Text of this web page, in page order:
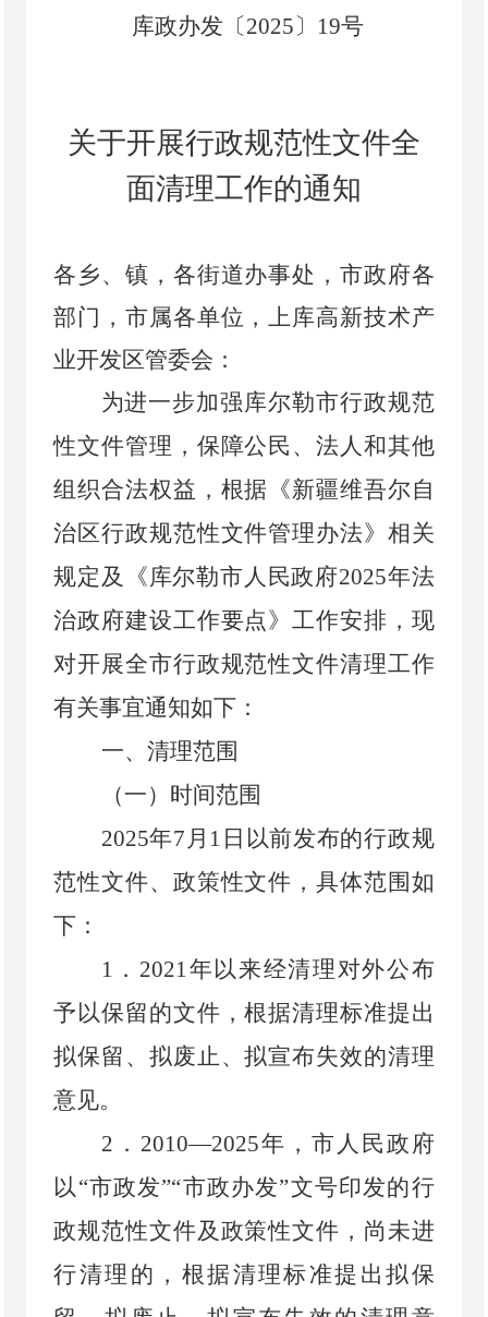
库政办发〔 2025 〕 19号
关于开展行政规范性文件全
面清理工作的通知
各乡、镇，各街道办事处，市政府各
部门，市属各单位，上库高新技术产
业开发区管委会：
为进一步加强库尔勒市行政规范
性文件管理，保障公民、法人和其他
组织合法权益，根据《新疆维吾尔自
治区行政规范性文件管理办法》 相关
规定及《库尔勒市人民政府2025年法
治政府建设工作要点》工作安排， 现
对开展全市行政规范性文件清理工作
有关事宜通知如下：
一、清理范围
（一）时间范围
2025年7 月 1 日以前发布的行政规
范性文件、政策性文件，具体范围如
下 ：
1
． 2021 年以来经清理对外公布
予以保留的文件，根据清理标准提出
拟保留、拟废止、拟宣布失效的清理
意见。
2 ． 2010—2025年，市人民政府
以“市政发”“市政办发”文号印发的行
政规范性文件及政策性文件，尚未进
行清理的，根据清理标准提出拟保